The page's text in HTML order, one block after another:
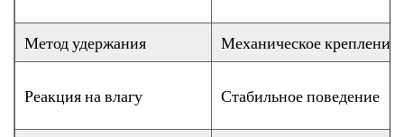
Метод удержания Механическое крепление
Реакция на влагу Стабильное поведение